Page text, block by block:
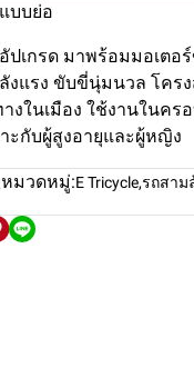
บบย่อ
อัปเกรด มาพร้อมมอเตอ
งแรง ขับขี่นุ่มนวล โคร
งในเมือง ใช้งานในคร
ะกับผู้สูงอายุและผู้หญิง
หมวดหมู่:E Tricycle,รถสาม